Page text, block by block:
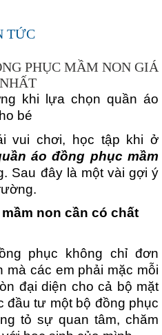
TỨC
PHỤC MẦM NON GIÁ
bé
vui chơi, học tập khi ở
áo đồng phục mầm
Sau đây là một vài gợi ý
non cần có chất
phục không chỉ đơn
mà các em phải mặc mỗi
đại diện cho cả bộ mặt
đầu tư một bộ đồng phục
tỏ sự quan tâm, chăm